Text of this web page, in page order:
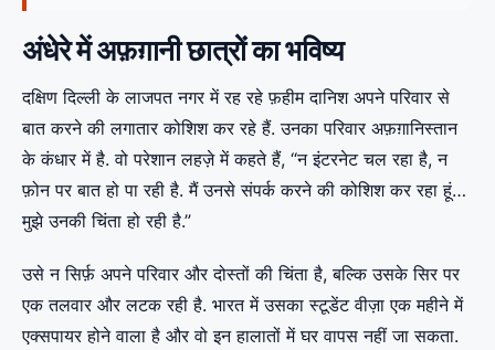
अंधेरे में अफ़ग़ानी छात्रों का भविष्य
दक्षिण दिल्ली के लाजपत नगर में रह रहे फ़हीम दानिश अपने परिवार से
बात करने की लगातार कोशिश कर रहे हैं. उनका परिवार अफ़ग़ानिस्तान
के कंधार में है. वो परेशान लहज़े में कहते हैं, “न इंटरनेट चल रहा है, न
फ़ोन पर बात हो पा रही है. मैं उनसे संपर्क करने की कोशिश कर रहा हूं…
मुझे उनकी चिंता हो रही है.”
उसे न सिर्फ़ अपने परिवार और दोस्तों की चिंता है, बल्कि उसके सिर पर
एक तलवार और लटक रही है. भारत में उसका स्टूडेंट वीज़ा एक महीने में
एक्सपायर होने वाला है और वो इन हालातों में घर वापस नहीं जा सकता.